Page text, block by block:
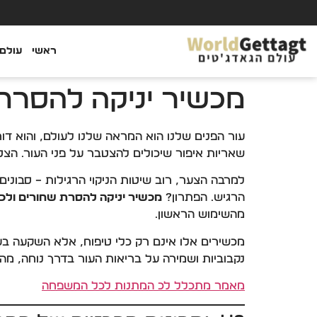
ראשי
מכשיר יניקה
עור הפנים שלנו הוא המראה שלנו לעולם, והוא
שאריות איפור שיכולים להצטבר על פני העור.
למרבה הצער, רוב שיטות הניקוי הרגילות –
הרגיש. הפתרון? מכשיר יניקה להסרת שחורים
מהשימוש הראשון.
מכשירים אלו אינם רק כלי טיפוח, אלא השקעה
נקבוביות ושמירה על בריאות העור בדרך נוחה,
מאמר מתכלל לכ המתנות לכל המשפחה